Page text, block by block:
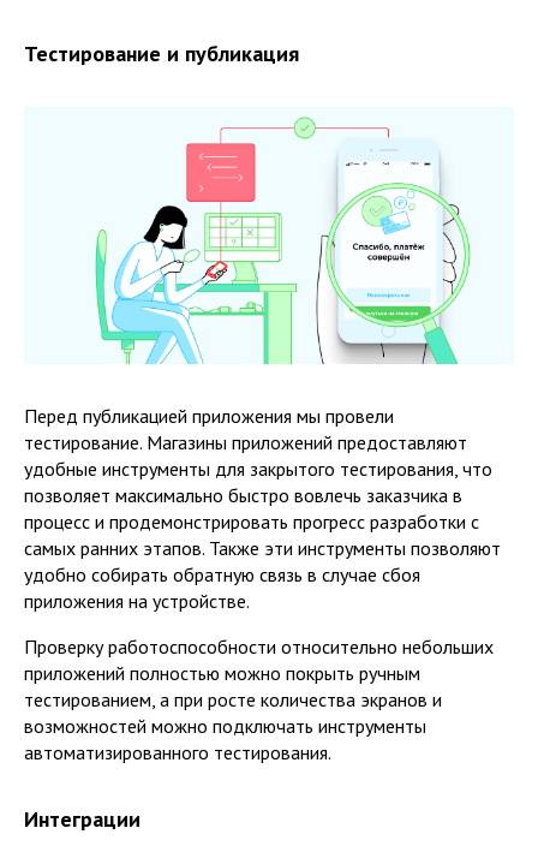
Тестирование и публикация
Перед публикацией приложения мы провели
тестирование. Магазины приложений предоставляют
удобные инструменты для закрытого тестирования, что
позволяет максимально быстро вовлечь заказчика в
процесс и продемонстрировать прогресс разработки с
самых ранних этапов. Также эти инструменты позволяют
удобно собирать обратную связь в случае сбоя
приложения на устройстве.
Проверку работоспособности относительно небольших
приложений полностью можно покрыть ручным
тестированием, а при росте количества экранов и
возможностей можно подключать инструменты
автоматизированного тестирования.
Интеграции